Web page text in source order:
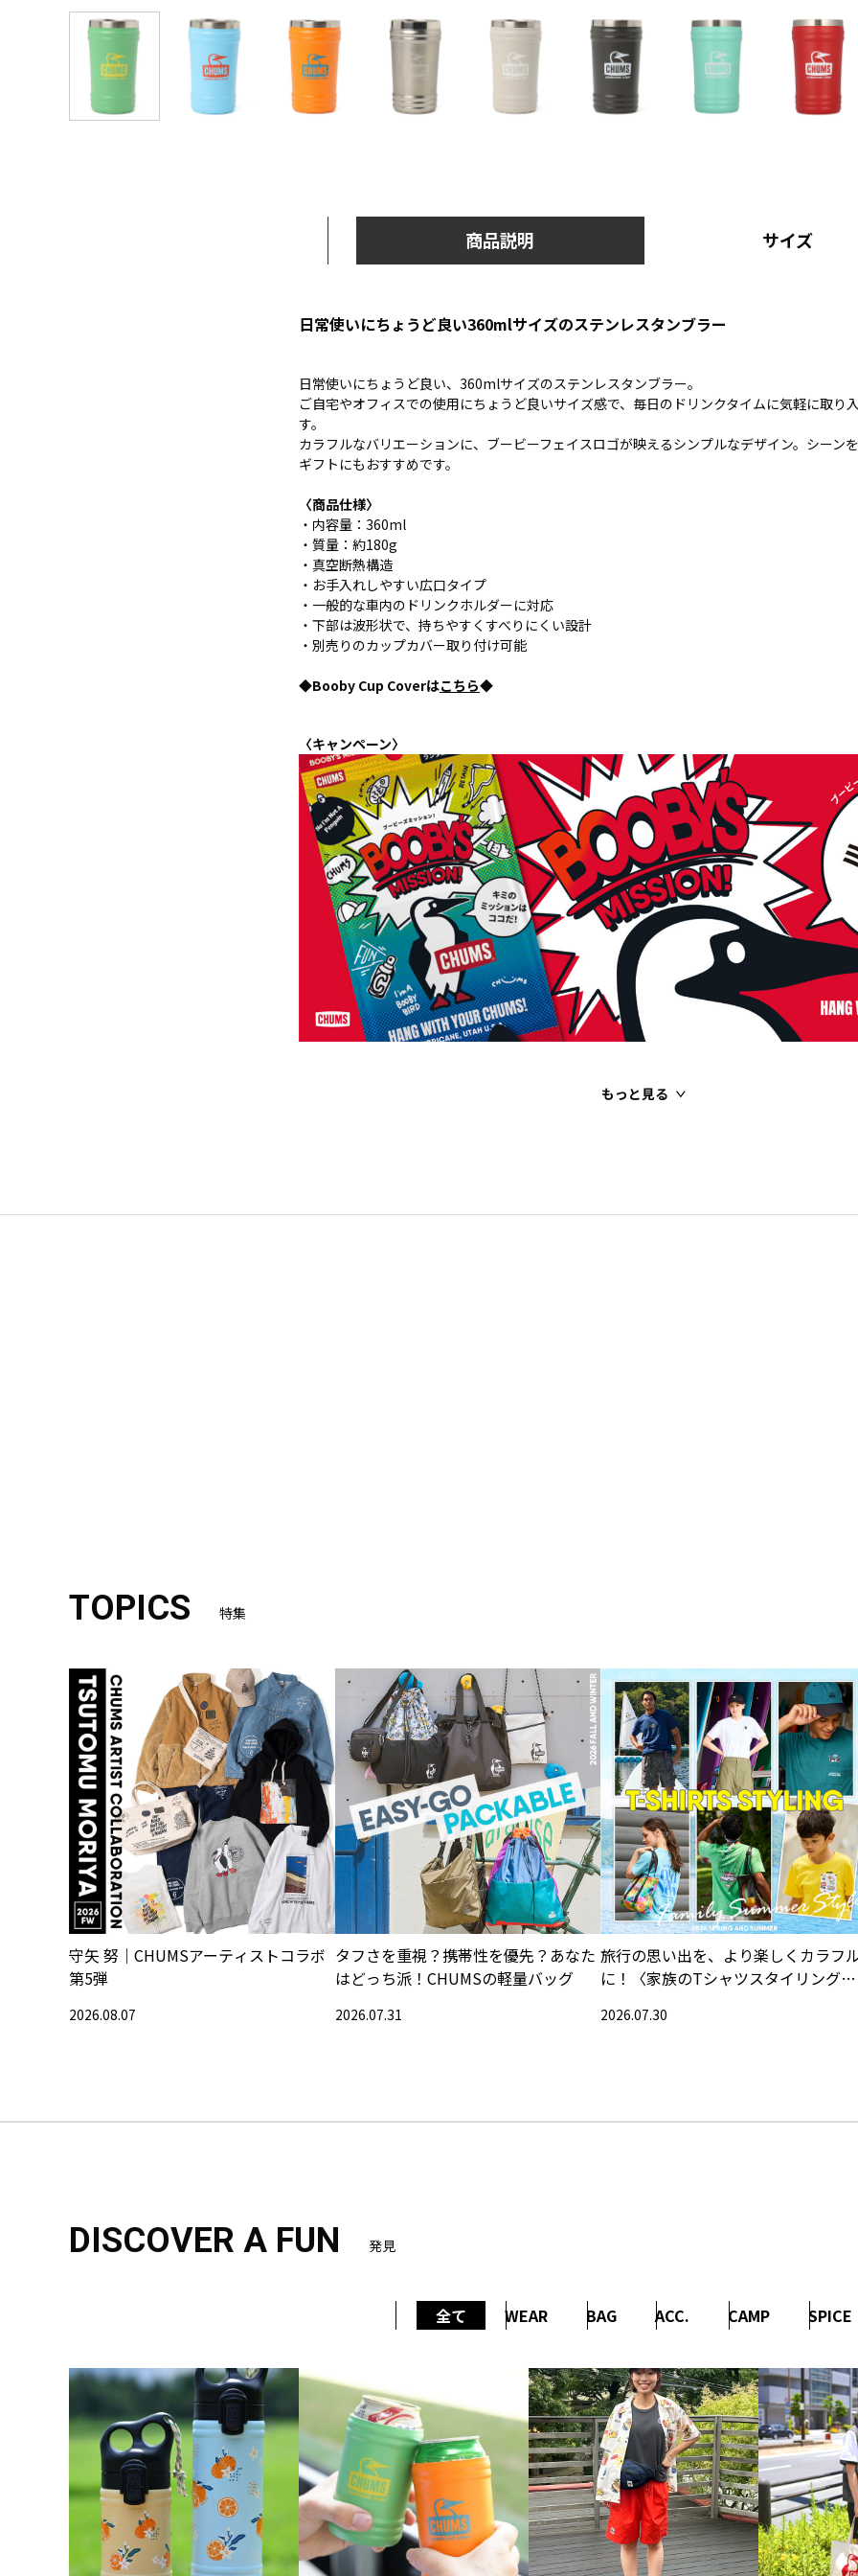
商品説明 サイズ
日常使いにちょうど良い360mlサイズのステンレスタンブラー
日常使いにちょうど良い、360mlサイズのステンレスタンブラー。
ご自宅やオフィスでの使用にちょうど良いサイズ感で、毎日のドリンクタイムに気軽に取り
す。
カラフルなバリエーションに、ブービーフェイスロゴが映えるシンプルなデザイン。シーン
ギフトにもおすすめです。
〈商品仕様〉
・内容量：360ml
・質量：約180g
・真空断熱構造
・お手入れしやすい広口タイプ
・一般的な車内のドリンクホルダーに対応
・下部は波形状で、持ちやすくすべりにくい設計
・別売りのカップカバー取り付け可能
◆Booby Cup Coverはこちら◆
〈キャンペーン〉
もっと見る
TOPICS 特集
守矢 努｜CHUMSアーティストコラボ
第5弾
2026.08.07
タフさを重視？携帯性を優先？あなた
はどっち派！CHUMSの軽量バッグ
2026.07.31
旅行の思い出を、より楽しくカラフ
に！〈家族のTシャツスタイリング特
2026.07.30
DISCOVER A FUN 発見
全て WEAR BAG ACC. CAMP SPICE